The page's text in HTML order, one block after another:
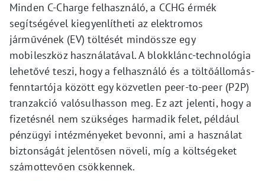
Minden C-Charge felhasználó, a CCHG érmék
segítségével kiegyenlítheti az elektromos
járművének (EV) töltését mindössze egy
mobileszköz használatával. A blokklánc-technológia
lehetővé teszi, hogy a felhasználó és a töltőállomás-
fenntartója között egy közvetlen peer-to-peer (P2P)
tranzakció valósulhasson meg. Ez azt jelenti, hogy a
fizetésnél nem szükséges harmadik felet, például
pénzügyi intézményeket bevonni, ami a használat
biztonságát jelentősen növeli, míg a költségeket
számottevően csökkennek.